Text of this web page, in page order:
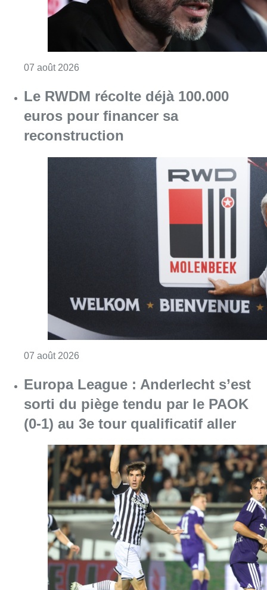
07 août 2026
Le RWDM récolte déjà 100.000
euros pour financer sa
reconstruction
07 août 2026
Europa League : Anderlecht s’est
sorti du piège tendu par le PAOK
(0-1) au 3e tour qualificatif aller